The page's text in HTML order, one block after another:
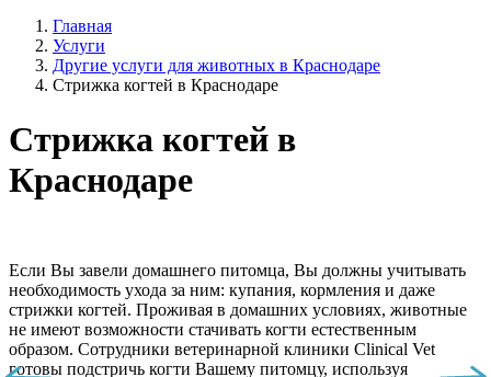
Главная
Услуги
Другие услуги для животных в Краснодаре
Стрижка когтей в Краснодаре
Стрижка когтей в
Краснодаре
Если Вы завели домашнего питомца, Вы должны учитывать
необходимость ухода за ним: купания, кормления и даже
стрижки когтей. Проживая в домашних условиях, животные
не имеют возможности стачивать когти естественным
образом. Сотрудники ветеринарной клиники Clinical Vet
готовы подстричь когти Вашему питомцу, используя